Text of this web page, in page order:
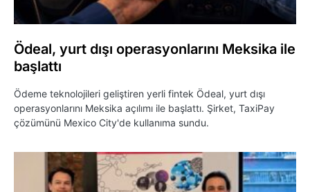
Ödeal, yurt dışı operasyonlarını Meksika ile
başlattı
Ödeme teknolojileri geliştiren yerli fintek Ödeal, yurt dışı
operasyonlarını Meksika açılımı ile başlattı. Şirket, TaxiPay
çözümünü Mexico City'de kullanıma sundu.